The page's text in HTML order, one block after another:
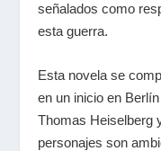
señalados como
esta guerra.
Esta novela se
en un inicio en
Thomas Heiselberg
personajes son